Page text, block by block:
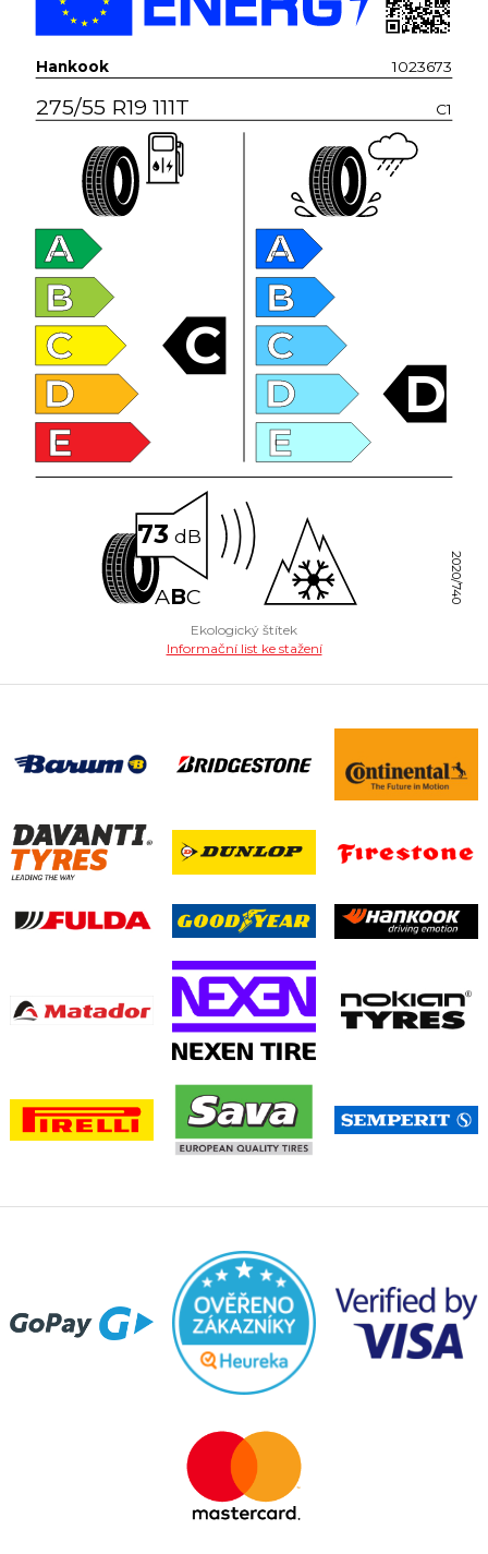
Hankook 1023673
275/55 R19 111T C1
A
B
C
D
E
C
A
B
C
D
E
D
73 dB
ABC 2020/740
Ekologický štítek
Informační list ke stažení